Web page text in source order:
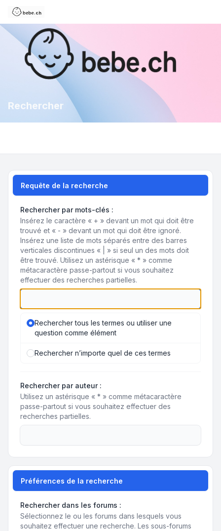
Rechercher
Requête de la recherche
Rechercher par mots-clés :
Insérez le caractère « + » devant un mot qui doit être
trouvé et « - » devant un mot qui doit être ignoré.
Insérez une liste de mots séparés entre des barres
verticales discontinues « | » si seul un des mots doit
être trouvé. Utilisez un astérisque « * » comme
métacaractère passe-partout si vous souhaitez
effectuer des recherches partielles.
Rechercher tous les termes ou utiliser une
question comme élément
Rechercher n’importe quel de ces termes
Rechercher par auteur :
Utilisez un astérisque « * » comme métacaractère
passe-partout si vous souhaitez effectuer des
recherches partielles.
Préférences de la recherche
Rechercher dans les forums :
Sélectionnez le ou les forums dans lesquels vous
souhaitez effectuer une recherche. Les sous-forums